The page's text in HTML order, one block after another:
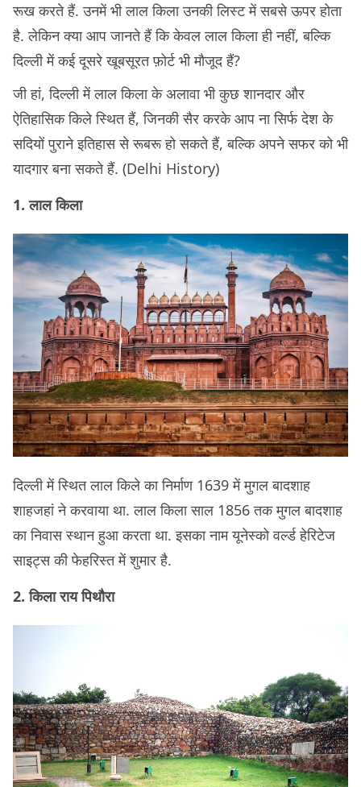
रूख करते हैं. उनमें भी लाल किला उनकी लिस्ट में सबसे ऊपर होता
है. लेकिन क्या आप जानते हैं कि केवल लाल किला ही नहीं, बल्कि
दिल्ली में कई दूसरे खूबसूरत फ़ोर्ट भी मौजूद हैं?
जी हां, दिल्ली में लाल किला के अलावा भी कुछ शानदार और
ऐतिहासिक किले स्थित हैं, जिनकी सैर करके आप ना सिर्फ देश के
सदियों पुराने इतिहास से रूबरू हो सकते हैं, बल्कि अपने सफर को भी
यादगार बना सकते हैं. (Delhi History)
1. लाल किला
दिल्ली में स्थित लाल किले का निर्माण 1639 में मुगल बादशाह
शाहजहां ने करवाया था. लाल किला साल 1856 तक मुगल बादशाह
का निवास स्थान हुआ करता था. इसका नाम यूनेस्को वर्ल्ड हेरिटेज
साइट्स की फेहरिस्त में शुमार है.
2. किला राय पिथौरा